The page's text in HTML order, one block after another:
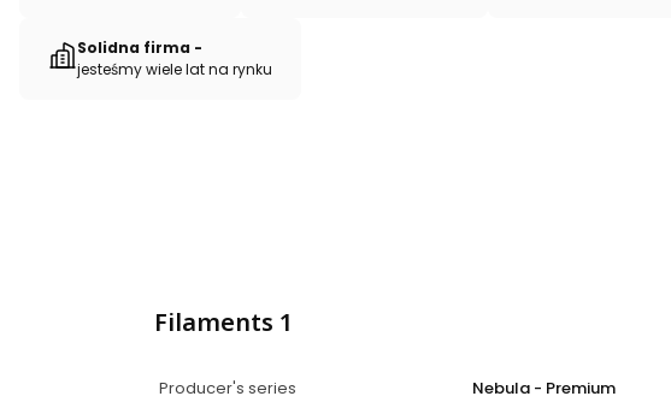
Solidna firma -
jesteśmy wiele lat na rynku
Filaments 1
Producer's series Nebula - Premium